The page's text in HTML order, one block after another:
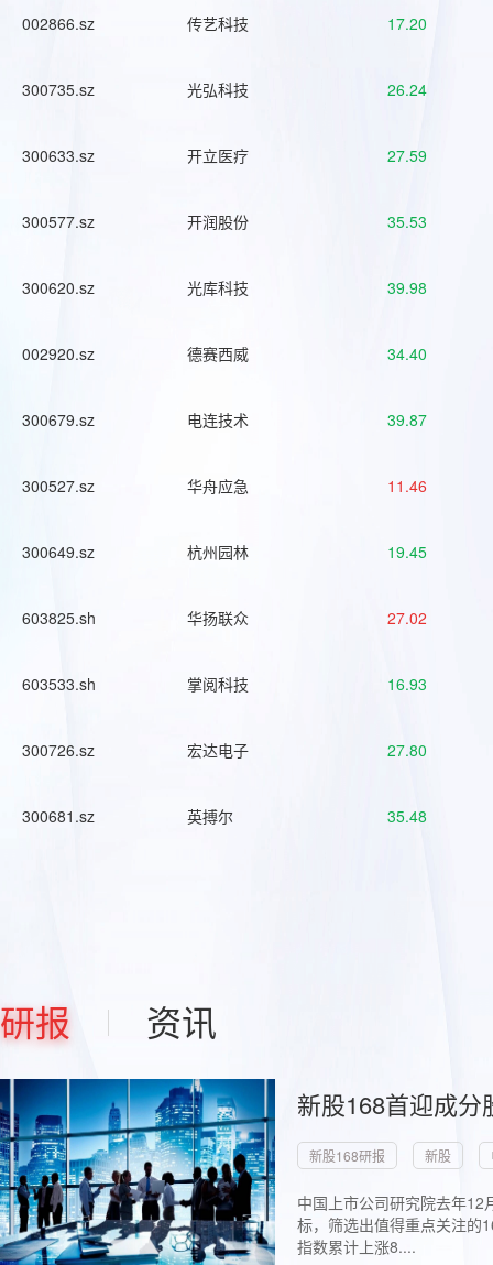
002866.sz 传艺科技 17.20
300735.sz 光弘科技 26.24
300633.sz 开立医疗 27.59
300577.sz 开润股份 35.53
300620.sz 光库科技 39.98
002920.sz 德赛西威 34.40
300679.sz 电连技术 39.87
300527.sz 华舟应急 11.46
300649.sz 杭州园林 19.45
603825.sh 华扬联众 27.02
603533.sh 掌阅科技 16.93
300726.sz 宏达电子 27.80
300681.sz 英搏尔 35.48
研报 资讯
新股168首迎成
新股168研报 新股
中国上市公司研究院去年
标，筛选出值得重点关注的
指数累计上涨8....